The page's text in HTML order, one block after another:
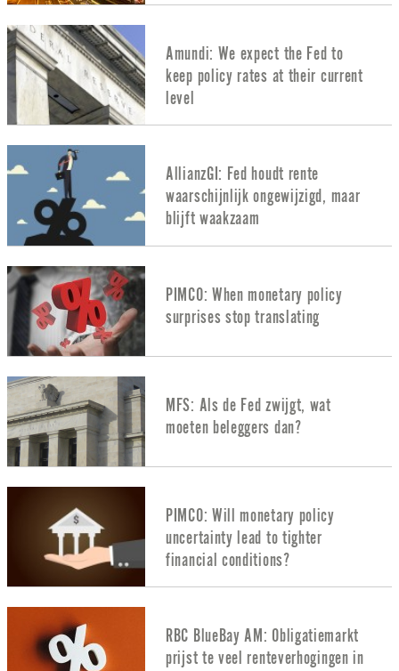
Amundi: We expect the Fed to
keep policy rates at their current
level
AllianzGI: Fed houdt rente
waarschijnlijk ongewijzigd, maar
blijft waakzaam
PIMCO: When monetary policy
surprises stop translating
MFS: Als de Fed zwijgt, wat
moeten beleggers dan?
PIMCO: Will monetary policy
uncertainty lead to tighter
financial conditions?
RBC BlueBay AM: Obligatiemarkt
prijst te veel renteverhogingen in